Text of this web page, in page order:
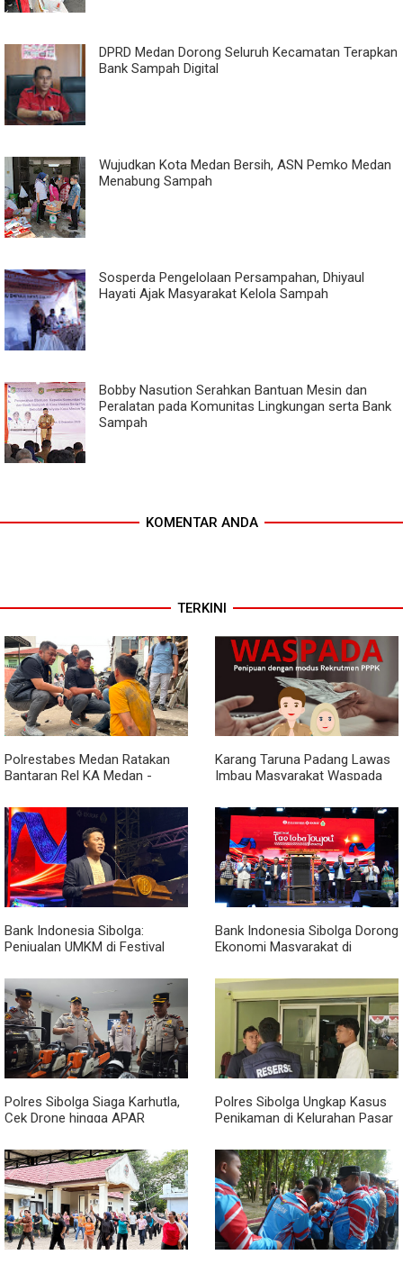
DPRD Medan Dorong Seluruh Kecamatan Terapkan
Bank Sampah Digital
Wujudkan Kota Medan Bersih, ASN Pemko Medan
Menabung Sampah
Sosperda Pengelolaan Persampahan, Dhiyaul
Hayati Ajak Masyarakat Kelola Sampah
Bobby Nasution Serahkan Bantuan Mesin dan
Peralatan pada Komunitas Lingkungan serta Bank
Sampah
KOMENTAR ANDA
TERKINI
Polrestabes Medan Ratakan
Bantaran Rel KA Medan -
Narkoba, Sita 3 Kg Ganja dan
Sejumlah Paket Sabu
Karang Taruna Padang Lawas
Imbau Masyarakat Waspada
Bank Indonesia Sibolga:
Penjualan UMKM di Festival
Bank Indonesia Sibolga Dorong
Ekonomi Masyarakat di
2026
Polres Sibolga Siaga Karhutla,
Cek Drone hingga APAR
Polres Sibolga Ungkap Kasus
Penikaman di Kelurahan Pasar